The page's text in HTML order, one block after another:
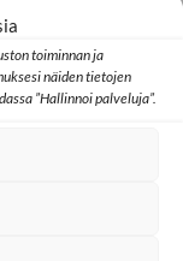
toiminnan ja
näiden tietojen
”Hallinnoi palveluja”.